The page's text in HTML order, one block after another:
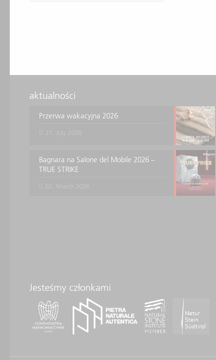
aktualności
Przerwa wakacyjna 2026
Bagnara na Salone del Mobile 2026 –
TRUE STRIKE
Jesteśmy członkami